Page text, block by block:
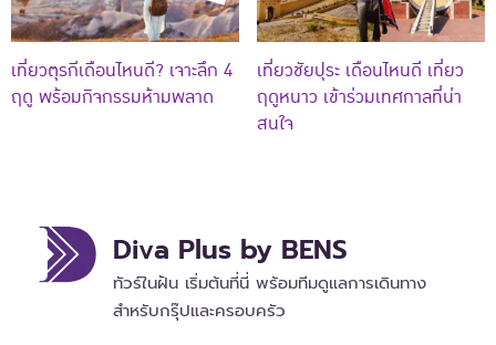
เที่ยวตุรกีเดือนไหนดี? เจาะลึก 4
ฤดู พร้อมกิจกรรมห้ามพลาด
เที่ยวชัยปุระ เดือนไหนดี เที่ยว
ฤดูหนาว เข้าร่วมเทศกาลที่น่า
สนใจ
Diva Plus by BENS
ทัวร์ในฝัน เริ่มต้นที่นี่ พร้อมทีมดูแลการเดินทาง
สำหรับกรุ๊ปและครอบครัว